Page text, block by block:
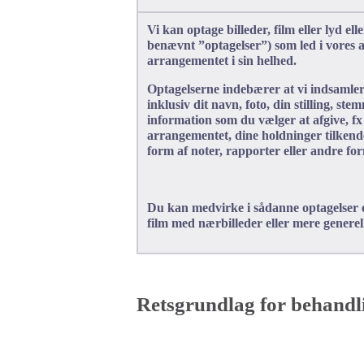
Vi kan optage billeder, film eller lyd
benævnt ”optagelser”) som led i vores
arrangementet i sin helhed.
Optagelserne indebærer at vi
inklusiv dit navn, foto, din stilling,
information som du vælger at afgive,
arrangementet, dine holdninger
form af noter, rapporter eller andre
Du kan medvirke i sådanne optagelser
film med nærbilleder eller mere
Retsgrundlag for